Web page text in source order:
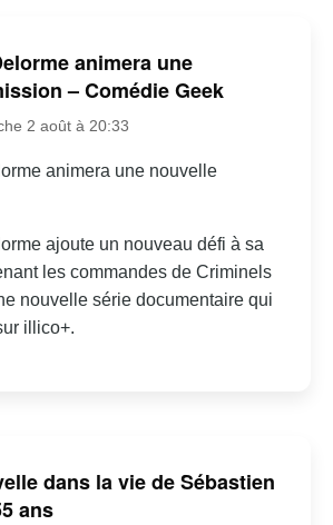
animera une
– Comédie Geek
2 août à 20:33
animera une nouvelle
ajoute un nouveau défi à sa
les commandes de Criminels
nouvelle série documentaire qui
illico+.
dans la vie de Sébastien
ans